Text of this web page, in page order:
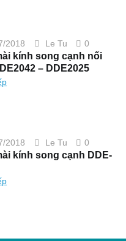
2018 Le Tu 0on
Máy
mài
kính
song
kính song cạnh nối
– DDE2025
2018 Le Tu 0on
Máy
mài
kính song cạnh DDE-